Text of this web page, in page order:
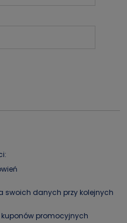
swoich danych przy kolejnych
promocyjnych